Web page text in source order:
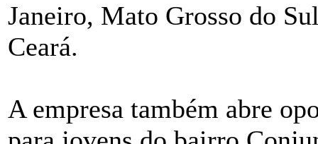
Janeiro, Mato Grosso do
Ceará.
A empresa também abre